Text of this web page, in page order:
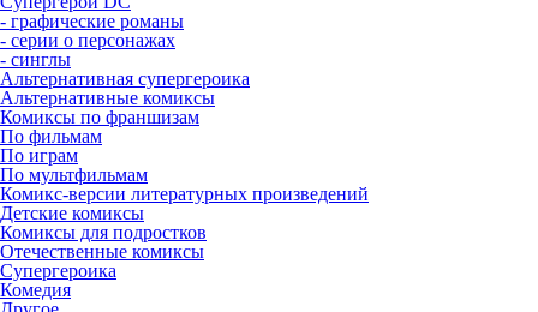
- графические романы
- серии о персонажах
- синглы
Альтернативная супергероика
Альтернативные комиксы
Комиксы по франшизам
По фильмам
По играм
По мультфильмам
Комикс-версии литературных произведений
Детские комиксы
Комиксы для подростков
Отечественные комиксы
Супергероика
Комедия